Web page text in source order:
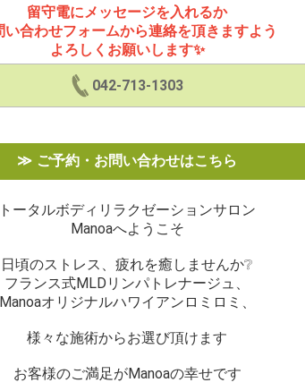
留守電にメッセージを入れるか
い合わせフォームから連絡を頂きますよう
よろしくお願いします✨
042-713-1303
ご予約・お問い合わせはこちら
トータルボディリラクゼーションサロン
Manoaへようこそ
日頃のストレス、疲れを癒しませんか❔
フランス式MLDリンパトレナージュ、
Manoaオリジナルハワイアンロミロミ、
様々な施術からお選び頂けます
お客様のご満足がManoaの幸せです